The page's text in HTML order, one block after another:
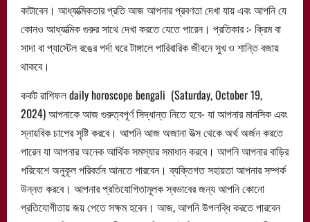
কাটাবেন। আধ্যাত্মিকতার প্রতি আজ আপনার প্রবণতা দেখা যায় এবং আপনি যে
কোনও আধ্যাত্মিক গুরুর সাথে দেখা করতে যেতে পারেন। প্রতিকার :- ক্রিম বা
সাদা বা প্যাস্টেল রঙের পর্দা ঘরে টাঙ্গালে পারিবারিক জীবনে সুখ ও শান্তি বজায়
থাকবে।
কর্কট রাশিফল daily horoscope bengali (Saturday, October 19,
2024) আপনাকে আজ গুরুত্বপূর্ণ সিদ্ধান্ত নিতে হবে- যা আপনার মানসিক এবং
স্নায়বিক চাপের সৃষ্টি করবে। আপনি আজ অজানা উত্স থেকে অর্থ অর্জন করতে
পারেন যা আপনার অনেক আর্থিক সমস্যার সমাধান করবে। আপনি আপনার বাড়ির
পরিবেশে অনুকূল পরিবর্তন আনতে পারবেন। ব্যক্তিগত সহায়তা আপনার সম্পর্ক
উন্নত করবে। আপনার প্রতিযোগিতামূলক স্বভাবের জন্য আপনি কোনো
প্রতিযোগীতায় জয় পেতে সক্ষম হবেন। আজ, আপনি উপলব্ধি করতে পারবেন